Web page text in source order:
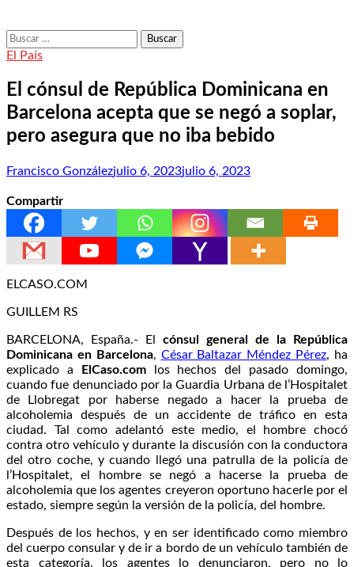
Buscar:
El País
El cónsul de República Dominicana en
Barcelona acepta que se negó a soplar,
pero asegura que no iba bebido
Francisco Gonzálezjulio 6, 2023julio 6, 2023
Compartir
ELCASO.COM
GUILLEM RS
BARCELONA, España.- El cónsul general de la República
Dominicana en Barcelona, César Baltazar Méndez Pérez, ha
explicado a
ElCaso.comlos hechos del pasado domingo,
cuando fue denunciado por la Guardia Urbana de l’Hospitalet
de Llobregat por haberse negado a hacer la prueba de
alcoholemia después de un accidente de tráfico en esta
ciudad. Tal como adelantó este medio, el hombre chocó
contra otro vehículo y durante la discusión con la conductora
del otro coche, y cuando llegó una patrulla de la policía de
l’Hospitalet, el hombre se negó a hacerse la prueba de
alcoholemia que los agentes creyeron oportuno hacerle por el
estado, siempre según la versión de la policía, del hombre.
Después de los hechos, y en ser identificado como miembro
del cuerpo consular y de ir a bordo de un vehículo también de
esta categoría, los agentes lo denunciaron, pero no lo